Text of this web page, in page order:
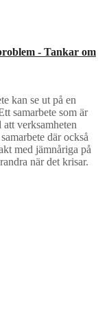
- Tankar om
kan se ut på en
samarbete som är
verksamheten
där också
med jämnåriga på
när det krisar.